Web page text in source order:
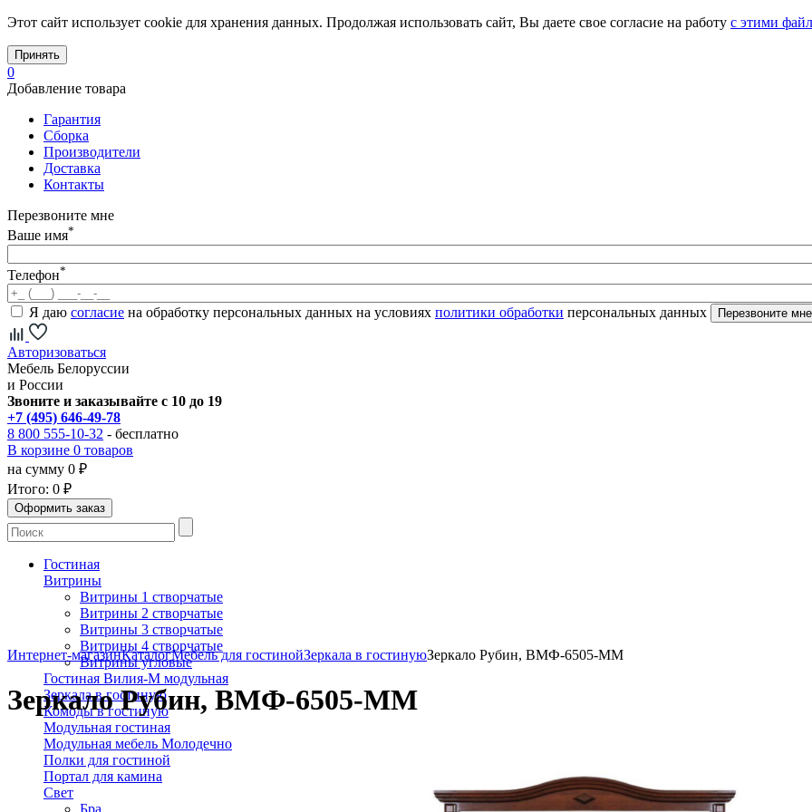
Этот сайт использует cookie для хранения данных. Продолжая использовать сайт, Вы даете свое согласие на работу с этими
Принять
0
Добавление товара
Гарантия
Сборка
Производители
Доставка
Контакты
Перезвоните мне
Ваше имя*
Телефон*
Я даю согласие на обработку персональных данных на условиях политики обработки персональных данных
Авторизоваться
Мебель Белоруссии
и России
Звоните и заказывайте с 10 до 19
+7 (495) 646-49-78
8 800 555-10-32 - бесплатно
В корзине 0 товаров
на сумму 0 ₽
Итого: 0 ₽
Гостиная
Витрины
Витрины 1 створчатые
Витрины 2 створчатые
Витрины 3 створчатые
Витрины 4 створчатые
Витрины угловые
Гостиная Вилия-М модульная
Зеркала в гостиную
Комоды в гостиную
Модульная гостиная
Модульная мебель Молодечно
Полки для гостиной
Портал для камина
Свет
Интернет-магазинКаталогМебель для гостинойЗеркала в гостинуюЗеркало Рубин, ВМФ-6505-ММ
Зеркало Рубин, ВМФ-6505-ММ